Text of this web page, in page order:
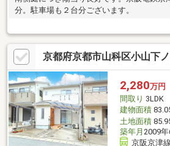
分。駐車場も２台分ございます。
京都府京都市山科区小山下
2,280万円
間取り 3LDK
建物面積
土地面積
築年月 2009
京阪京津